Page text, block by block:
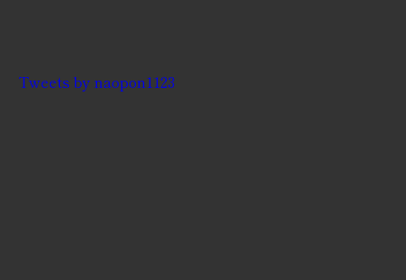
Tweets by naopon1123